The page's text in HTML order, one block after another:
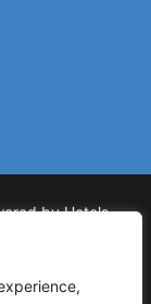
by Hotels
124 – Unit